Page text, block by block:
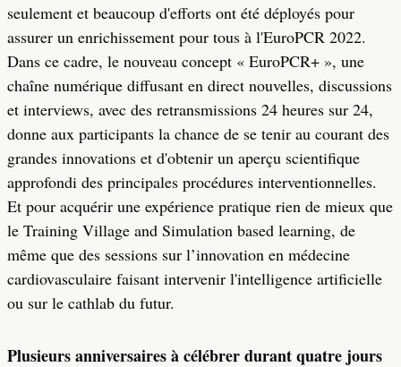
seulement et beaucoup d'efforts ont été déployés pour
assurer un enrichissement pour tous à l'EuroPCR 2022.
Dans ce cadre, le nouveau concept « EuroPCR+ », une
chaîne numérique diffusant en direct nouvelles, discussions
et interviews, avec des retransmissions 24 heures sur 24,
donne aux participants la chance de se tenir au courant des
grandes innovations et d'obtenir un aperçu scientifique
approfondi des principales procédures interventionnelles.
Et pour acquérir une expérience pratique rien de mieux que
le Training Village and Simulation based learning, de
même que des sessions sur l’innovation en médecine
cardiovasculaire faisant intervenir l'intelligence artificielle
ou sur le cathlab du futur.
Plusieurs anniversaires à célébrer durant quatre jours